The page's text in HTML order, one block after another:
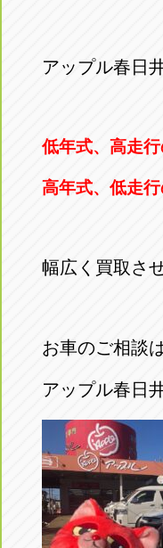
アップル春日
低年式、高走
高年式、低走
幅広く買取さ
お車のご相談
アップル春日